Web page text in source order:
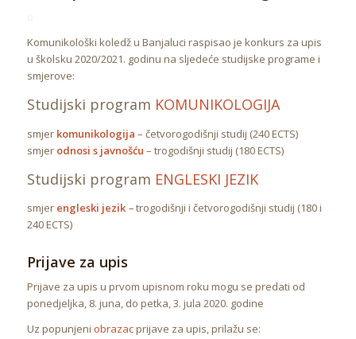
Komunikološki koledž u Banjaluci raspisao je konkurs za upis
u školsku 2020/2021. godinu na sljedeće studijske programe i
smjerove:
Studijski program KOMUNIKOLOGIJA
smjer komunikologija – četvorogodišnji studij (240 ECTS)
smjer odnosi s javnošću – trogodišnji studij (180 ECTS)
Studijski program ENGLESKI JEZIK
smjer engleski jezik –trogodišnji i četvorogodišnji studij (180 i
240 ECTS)
Prijave za upis
Prijave za upis u prvom upisnom roku mogu se predati od
ponedjeljka, 8. juna, do petka, 3. jula 2020. godine
Uz popunjeni obrazacprijave za upis, prilažu se: